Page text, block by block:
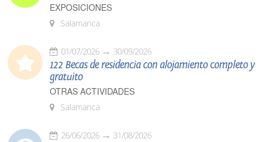
EXPOSICIONES
Salamanca
01/07/2026 30/09/2026
122 Becas de residencia con alojamiento completo y
gratuito
OTRAS ACTIVIDADES
Salamanca
26/06/2026 31/08/2026